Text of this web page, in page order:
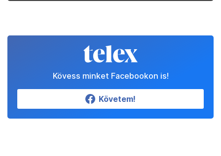
Kövess minket Facebookon is!
Követem!